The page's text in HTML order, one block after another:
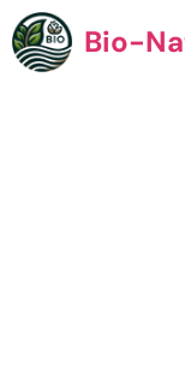
Přeskočit
na
obsah
Bio-